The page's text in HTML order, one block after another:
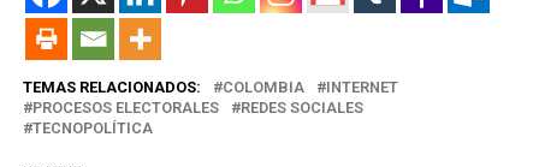
TEMAS RELACIONADOS: COLOMBIA
INTERNET
PROCESOS ELECTORALES
REDES SOCIALES
TECNOPOLÍTICA